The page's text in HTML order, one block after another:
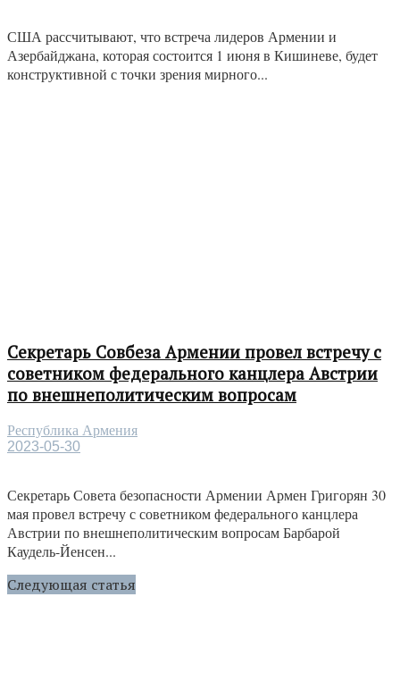
США рассчитывают, что встреча лидеров Армении и
Азербайджана, которая состоится 1 июня в Кишиневе, будет
конструктивной с точки зрения мирного...
Секретарь Совбеза Армении провел встречу с
советником федерального канцлера Австрии
по внешнеполитическим вопросам
Республика Армения
2023-05-30
Секретарь Совета безопасности Армении Армен Григорян 30
мая провел встречу с советником федерального канцлера
Австрии по внешнеполитическим вопросам Барбарой
Каудель-Йенсен...
Следующая статья